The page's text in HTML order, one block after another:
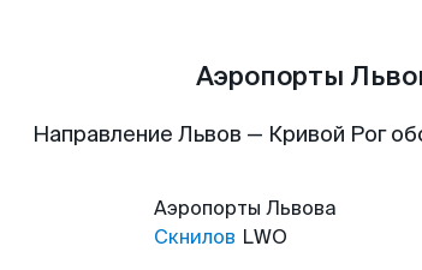
Аэропорты
Направление Львов — Кривой Рог
Аэропорты Львова
Скнилов LWO